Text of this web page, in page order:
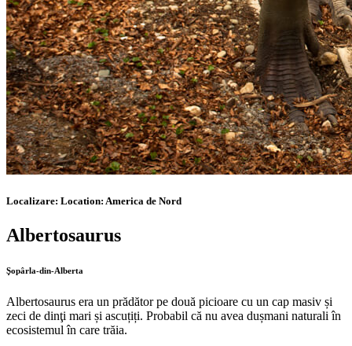
Localizare: Location: America de Nord
Albertosaurus
Şopârla-din-Alberta
Albertosaurus era un prădător pe două picioare cu un cap masiv și
zeci de dinţi mari și ascuțiți. Probabil că nu avea dușmani naturali în
ecosistemul în care trăia.